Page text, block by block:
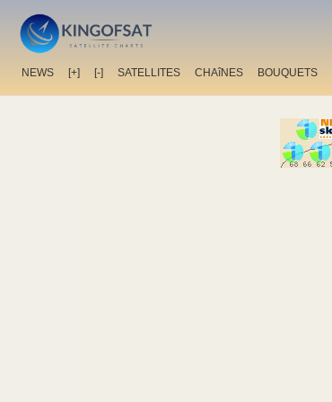
NEWS [+] [-] SATELLITES CHAîNES BOUQUETS